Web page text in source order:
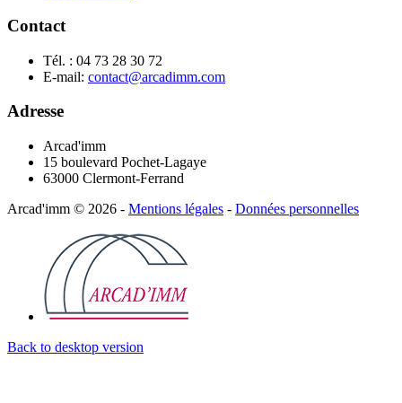
Contact
Tél. : 04 73 28 30 72
E-mail: contact@arcadimm.com
Adresse
Arcad'imm
15 boulevard Pochet-Lagaye
63000 Clermont-Ferrand
Arcad'imm © 2026 - Mentions légales - Données personnelles
Back to desktop version